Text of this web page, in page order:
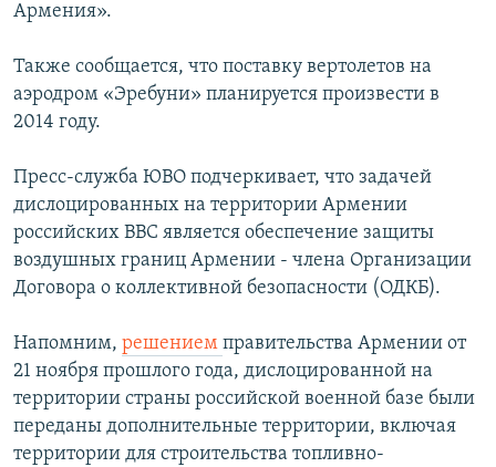
Армения».
Также сообщается, что поставку вертолетов на
аэродром «Эребуни» планируется произвести в
2014 году.
Пресс-служба ЮВО подчеркивает, что задачей
дислоцированных на территории Армении
российских ВВС является обеспечение защиты
воздушных границ Армении - члена Организации
Договора о коллективной безопасности (ОДКБ).
Напомним, решением правительства Армении от
21 ноября прошлого года, дислоцированной на
территории страны российской военной базе были
переданы дополнительные территории, включая
территории для строительства топливно-